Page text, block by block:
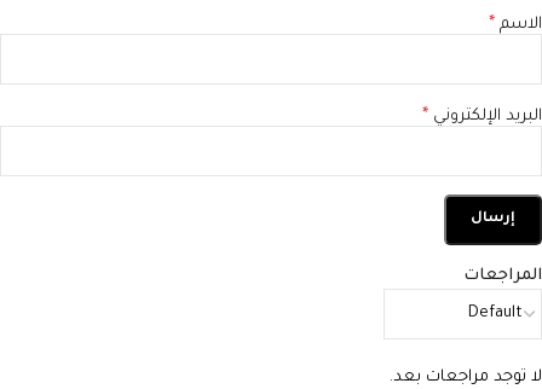
المراجعات
لا توجد مراجعات بعد.
الاسم *
البريد الإلكتروني *